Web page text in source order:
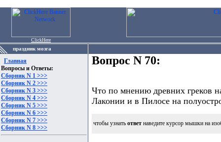
ClickHere
праздник мозга
Главная
Вопросы и Ответы:
Сборник N 1 >>>
Сборник N 2 >>>
Сборник N 3 >>>
Сборник N 4 >>>
Сборник N 5 >>>
Сборник N 6 >>>
Сборник N 7 >>>
Сборник N 8 >>>
Вопрос N 70:
Что по мнению древних греков
Лаконии и в Пилосе на
чтобы узнать ответ наведите курсор мышки на